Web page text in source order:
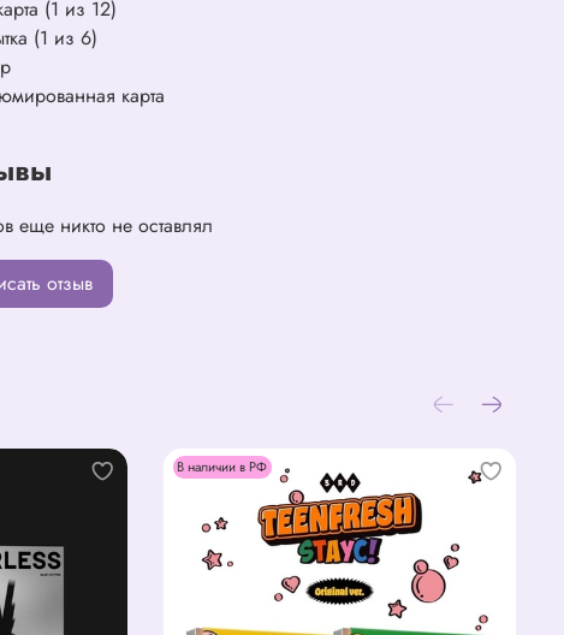
(1 из 12)
(1 из 6)
карта
еще никто не оставлял
отзыв
В наличии в РФ